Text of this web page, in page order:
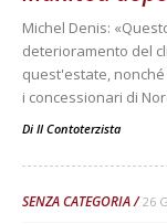
Michel Denis:
deterioramento del
quest'estate,
i concessionari di
Di Il Contoterzista
SENZA CATEGORIA 26